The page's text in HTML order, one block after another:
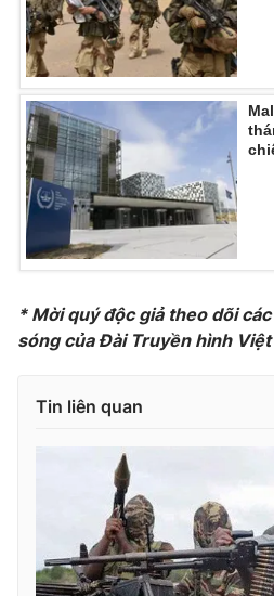
Tư vấn
Chuyên mục khác
Emagazine
Photo
Video
VTV Money
VTV Sức khoẻ Bất
Thị trường 24h
Liên hệ tòa soạn
* Mời quý độc giả theo dõi
sóng của Đài Truyền hình
Tin liên quan